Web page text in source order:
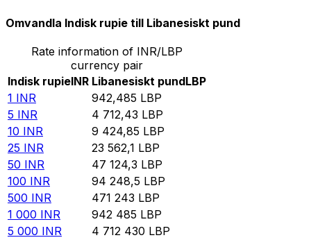
Omvandla Indisk rupie till Libanesiskt pund
Rate information of INR/LBP
currency pair
Indisk rupieINR Libanesiskt pundLBP
1 INR 942,485 LBP
5 INR 4 712,43 LBP
10 INR 9 424,85 LBP
25 INR 23 562,1 LBP
50 INR 47 124,3 LBP
100 INR 94 248,5 LBP
500 INR 471 243 LBP
1 000 INR 942 485 LBP
5 000 INR 4 712 430 LBP